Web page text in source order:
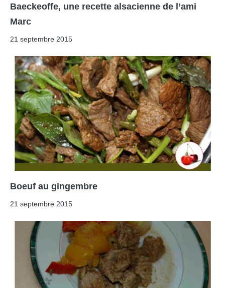
Baeckeoffe, une recette alsacienne de l’ami
Marc
21 septembre 2015
Boeuf au gingembre
21 septembre 2015